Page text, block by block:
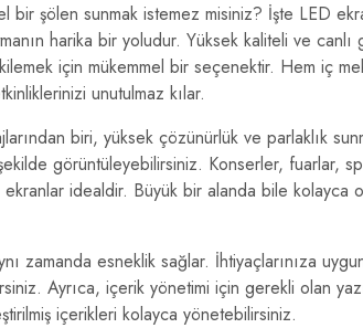
bir şölen sunmak istemez misiniz? İşte LED
harika bir yoludur. Yüksek kaliteli ve
için mükemmel bir seçenektir. Hem iç
unutulmaz kılar.
biri, yüksek çözünürlük ve parlaklık
görüntüleyebilirsiniz. Konserler, fuarlar,
idealdir. Büyük bir alanda bile kolayca
zamanda esneklik sağlar. İhtiyaçlarınıza
Ayrıca, içerik yönetimi için gerekli olan
içerikleri kolayca yönetebilirsiniz.